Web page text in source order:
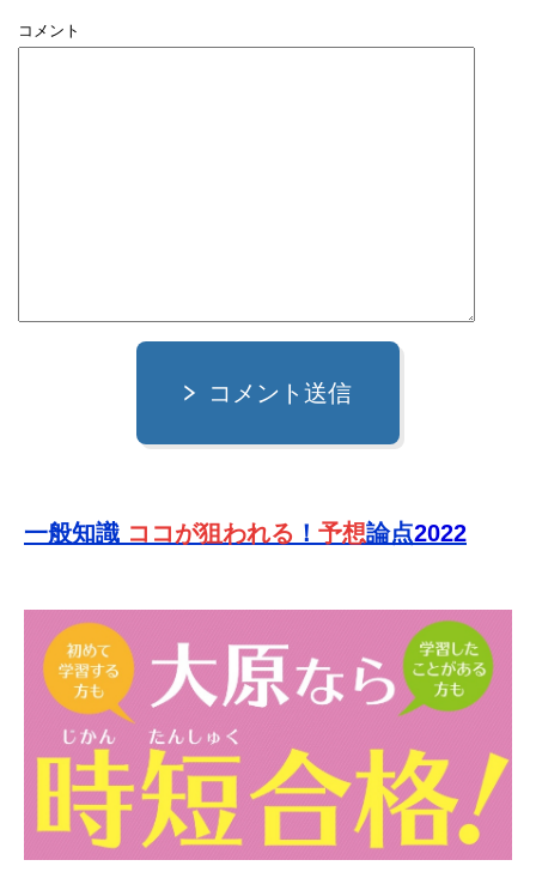
コメント
コメント送信
一般知識 ココが狙われる ！ 予想論点2022